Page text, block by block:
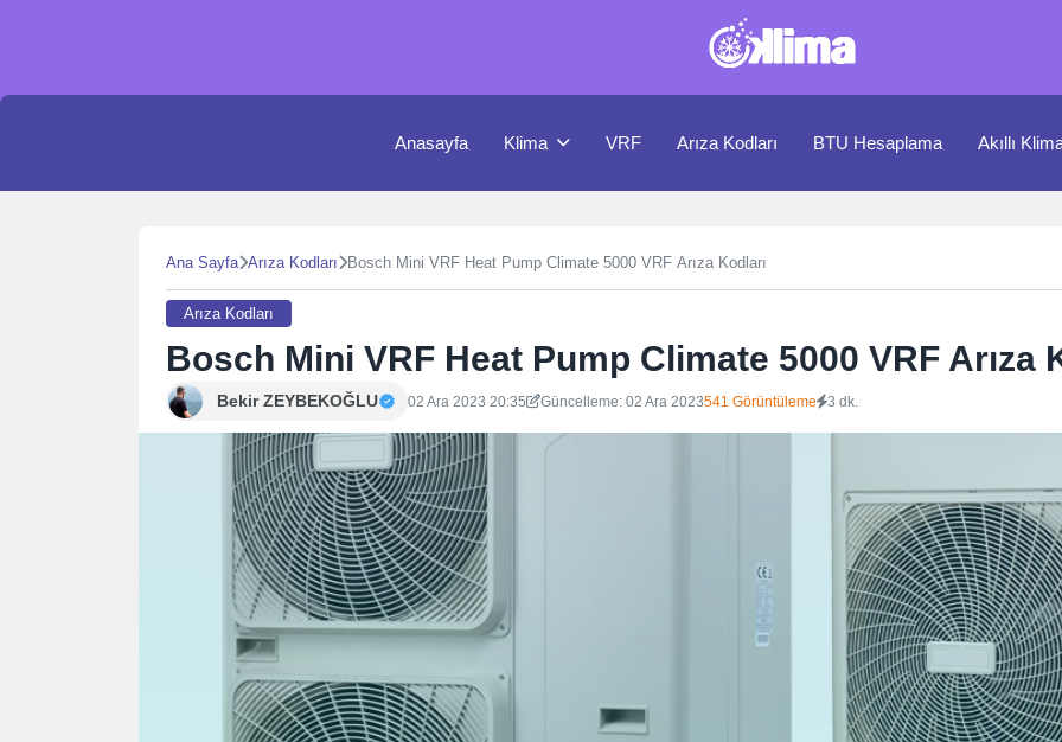
Anasayfa Klima VRF Arıza Kodları BTU Hesaplama Akıllı
Ana Sayfa Arıza Kodları Bosch Mini VRF Heat Pump Climate 5000 VRF Arıza Kodları
Arıza Kodları
Bosch Mini VRF Heat Pump Climate 5000 VRF Arıza
Bekir ZEYBEKOĞLU 02 Ara 2023 20:35 Güncelleme: 02 Ara 2023541 Görüntüleme 3 dk.